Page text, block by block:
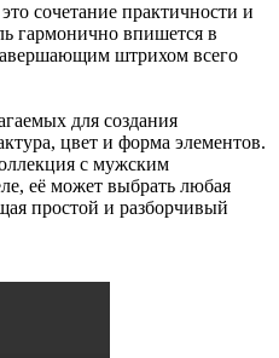
сочетание практичности и
гармонично впишется в
штрихом всего
для создания
цвет и форма элементов.
с мужским
её может выбрать любая
простой и разборчивый